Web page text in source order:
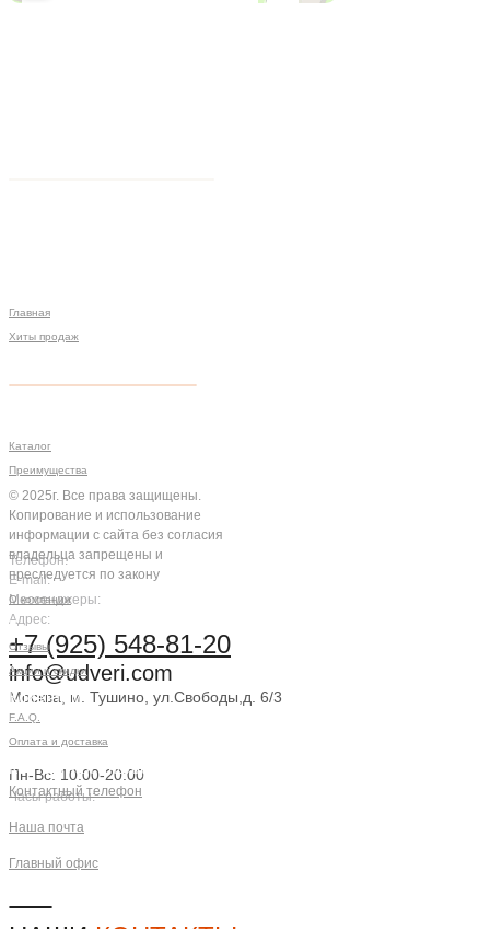
Телефон:
E-mail:
Мессенджеры:
Адрес:
+7 (925) 548-81-20
info@udveri.com
Москва, м. Тушино, ул.Свободы,д. 6/3
Пн-Вс: 10:00-20:00
Часы работы:
Главная
Хиты продаж
Мы на связи
Каталог
Преимущества
© 2025г. Все права защищены.
Копирование и использование
информации с сайта без согласия
владельца запрещены и
преследуется по закону
О компании
Компания
Отзывы
Акции и скидки
Клиентам
F.A.Q.
Оплата и доставка
Контактная информация
Контактный телефон
Наша почта
Главный офис